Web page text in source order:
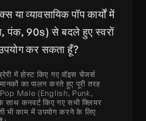
या व्यावसायिक पॉप कार्यों में
पंक, 90s) से बदले हुए स्वरों
कर सकता हूँ?
में होस्ट किए गए वॉइस चेंजर्स
का पालन करते हुए पूरी तरह
Pop Male (English, Punk,
कनवर्ट किए गए सभी क्लियर
भी काम में उपयोग करने के लिए